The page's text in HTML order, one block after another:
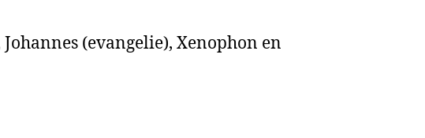
(evangelie), Xenophon en